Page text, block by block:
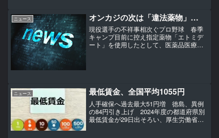
する学校法人...
ニュース オンカジの次は「違法薬物」…
現役選手の不祥事相次ぐプロ野球 春季
キャンプ目前に控え指定薬物「エトミデ
ート」を使用したとして、医薬品医療機
ニュース 最低賃金、全国平均1055円
人手確保へ過去最大51円増 徳島、異例
の84円引き上げ 2024年度の都道府県別
最低賃金が29日出そろい、厚生労働省が